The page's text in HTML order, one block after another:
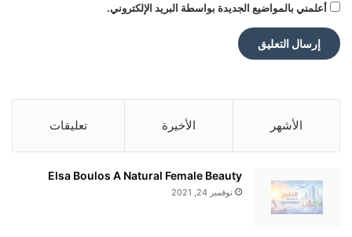
الأحيان لتوفير هذا المحتوى.
أعلمني بالمواضيع الجديدة بواسطة البريد الإلكتروني.
الأشهر الأخيرة تعليقات
Elsa Boulos A Natural Female Beauty
نوفمبر 24, 2021